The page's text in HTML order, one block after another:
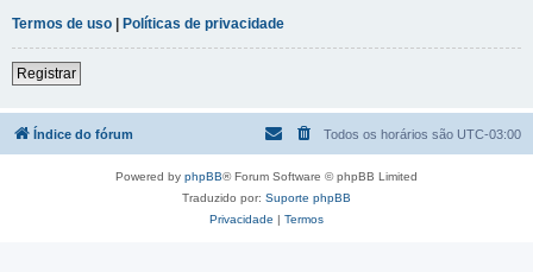
Termos de uso | Políticas de privacidade
Registrar
Índice do fórum Todos os horários são UTC-03:00
Powered by phpBB® Forum Software © phpBB Limited
Traduzido por: Suporte phpBB
Privacidade | Termos